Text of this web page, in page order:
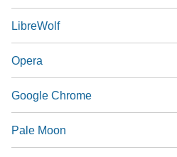
LibreWolf
Opera
Google Chrome
Pale Moon